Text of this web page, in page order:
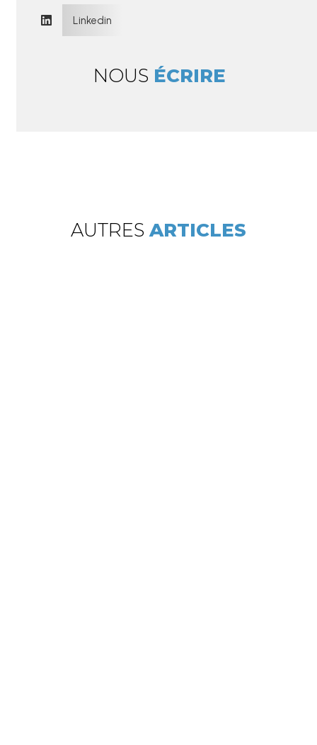
 Linkedin
NOUS ÉCRIRE
AUTRESARTICLES